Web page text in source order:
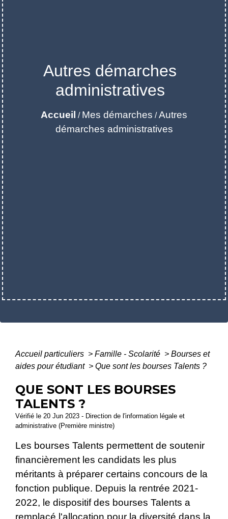
Autres démarches
administratives
Accueil / Mes démarches /Autres
démarches administratives
Accueil particuliers > Famille - Scolarité > Bourses et
aides pour étudiant > Que sont les bourses Talents ?
QUE SONT LES BOURSES
TALENTS ?
Vérifié le 20 Jun 2023 - Direction de l'information légale et
administrative (Première ministre)
Les bourses Talents permettent de soutenir
financièrement les candidats les plus
méritants à préparer certains concours de la
fonction publique. Depuis la rentrée 2021-
2022, le dispositif des bourses Talents a
remplacé l'allocation pour la diversité dans la